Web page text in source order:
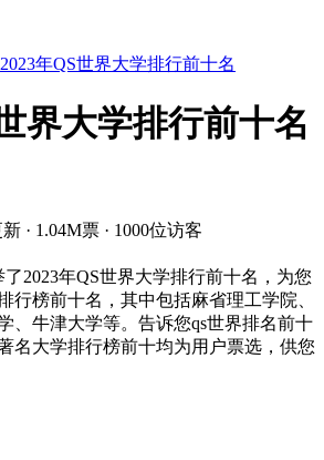
2023年QS世界大学排行前十名
界大学排行前十名
新 · 1.04M票 · 1000位访客
2023年QS世界大学排行前十名，为您
行榜前十名，其中包括麻省理工学院、
、牛津大学等。告诉您qs世界排名前十
名大学排行榜前十均为用户票选，供您